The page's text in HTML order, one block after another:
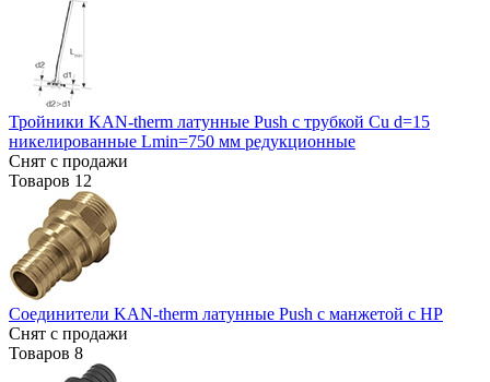
Тройники KAN-therm латунные Push с трубкой Cu d=15
никелированные Lmin=750 мм редукционные
Снят с продажи
Товаров 12
Соединители KAN-therm латунные Push с манжетой с НР
Снят с продажи
Товаров 8